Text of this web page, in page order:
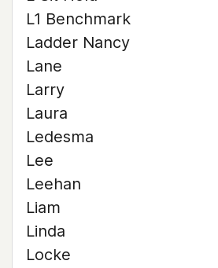
L1 Benchmark
Ladder Nancy
Lane
Larry
Laura
Ledesma
Lee
Leehan
Liam
Linda
Locke